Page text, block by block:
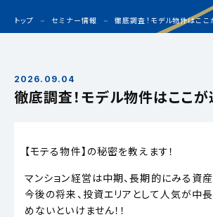
トップ セミナー情報 徹底調査！モデル物件はここ
2026.09.04
徹底調査！モデル物件はここが
【モテる物件】の秘密を教えます！
マンション経営は中期、長期的にみる資産
今後の将来、投資エリアとして人気が中
めないといけません！！